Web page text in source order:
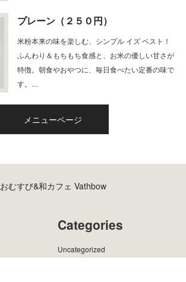
プレーン（２５０円）
米粉本来の味を楽しむ、シンプル イズ ベスト！
ふんわり＆もちもち食感と、お米の優しい甘さが
特徴。朝食やおやつに、毎日食べたい定番の味で
す。…
メニューページ
おむすび&和カフェ Vathbow
Categories
Uncategorized